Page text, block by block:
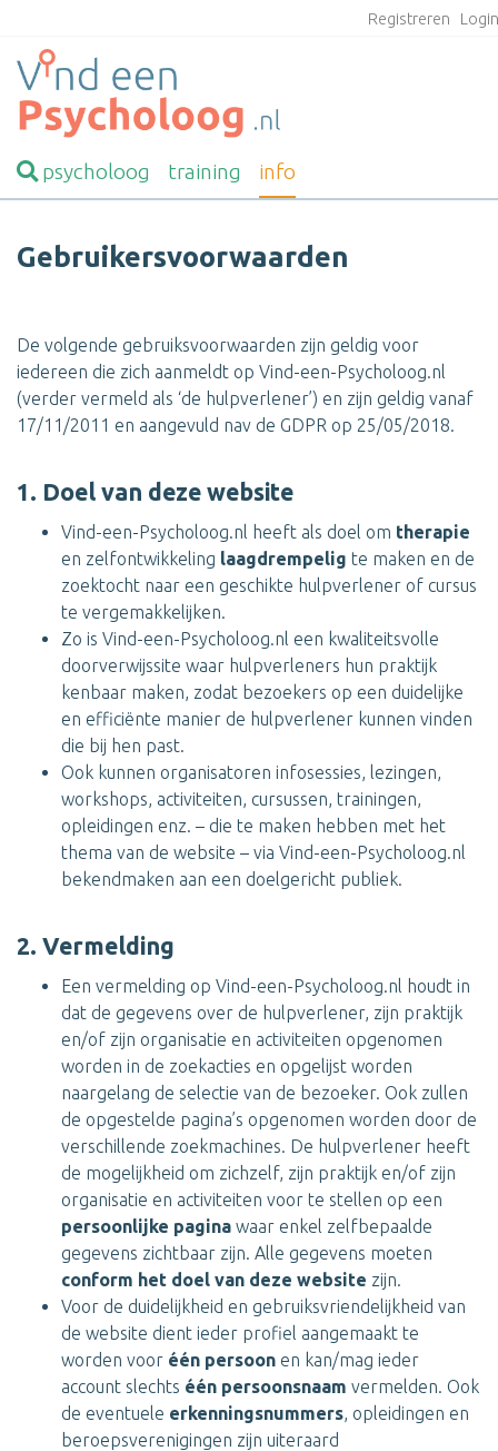
Registreren
psycholoog training info
Gebruikersvoorwaarden
De volgende gebruiksvoorwaarden zijn geldig voor
iedereen die zich aanmeldt op Vind-een-Psycholoog.nl
(verder vermeld als ‘de hulpverlener’) en zijn geldig vanaf
17/11/2011 en aangevuld nav de GDPR op 25/05/2018.
1. Doel van deze website
Vind-een-Psycholoog.nl heeft als doel om therapie
en zelfontwikkeling laagdrempelig te maken en de
zoektocht naar een geschikte hulpverlener of cursus
te vergemakkelijken.
Zo is Vind-een-Psycholoog.nl een kwaliteitsvolle
doorverwijssite waar hulpverleners hun praktijk
kenbaar maken, zodat bezoekers op een duidelijke
en efficiënte manier de hulpverlener kunnen vinden
die bij hen past.
Ook kunnen organisatoren infosessies, lezingen,
workshops, activiteiten, cursussen, trainingen,
opleidingen enz. – die te maken hebben met het
thema van de website – via Vind-een-Psycholoog.nl
bekendmaken aan een doelgericht publiek.
2. Vermelding
Een vermelding op Vind-een-Psycholoog.nl houdt in
dat de gegevens over de hulpverlener, zijn praktijk
en/of zijn organisatie en activiteiten opgenomen
worden in de zoekacties en opgelijst worden
naargelang de selectie van de bezoeker. Ook zullen
de opgestelde pagina’s opgenomen worden door de
verschillende zoekmachines. De hulpverlener heeft
de mogelijkheid om zichzelf, zijn praktijk en/of zijn
organisatie en activiteiten voor te stellen op een
persoonlijke pagina waar enkel zelfbepaalde
gegevens zichtbaar zijn. Alle gegevens moeten
conform het doel van deze website zijn.
Voor de duidelijkheid en gebruiksvriendelijkheid van
de website dient ieder profiel aangemaakt te
worden voor één persoon en kan/mag ieder
account slechts één persoonsnaam vermelden. Ook
de eventuele erkenningsnummers, opleidingen en
beroepsverenigingen zijn uiteraard